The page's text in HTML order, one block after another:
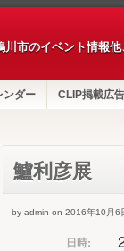
市のイベント情報
ンダー CLIP掲載広告
鱸利彦展
by admin on 2016年10月6
日時: